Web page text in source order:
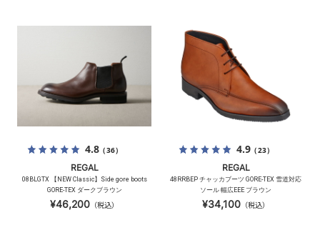
4.8（36）
REGAL
08BLGTX 【NEW Classic】Side gore boots
GORE-TEX ダークブラウン
¥46,200 （税込）
4.9（23）
REGAL
48RRBEP チャッカブーツ GORE-TEX 雪道対応
ソール 幅広EEE ブラウン
¥34,100 （税込）